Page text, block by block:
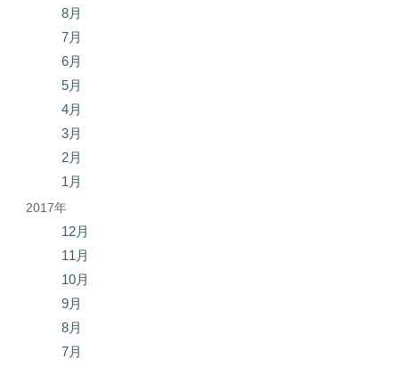
8月
7月
6月
5月
4月
3月
2月
1月
2017年
12月
11月
10月
9月
8月
7月